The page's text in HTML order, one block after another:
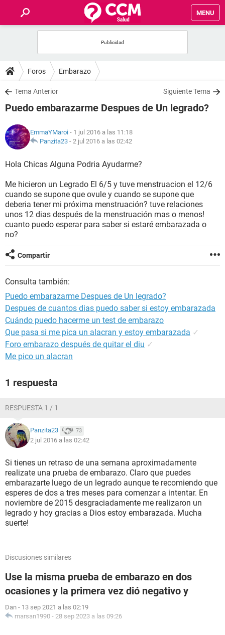
MENU
FOROS
SALUD
NUTRICIÓN
BIENESTAR
SEXUALIDAD
GLOSARIO
Foros Embarazo
Tema Anterior Siguiente Tema
Puedo embarazarme Despues de Un legrado?
EmmaYMaroi - 1 jul 2016 a las 11:18
Panzita23 - 2 jul 2016 a las 02:42
Hola Chicas Alguna Podria Ayudarme?
Me hicieron un Legrado El 6/5 y tuve menstruacion el 12/6
cuando se supone que ovule y cuando se supone que
deberia tener mi próxima menstruación? tuve relaciones
unos 12 dias después de la menstruación mas o menos!
cuanto puedo esperar para saber si estaré embarazada o
no?
Compartir
Consulta también:
Puedo embarazarme Despues de Un legrado?
Despues de cuantos dias puedo saber si estoy embarazada
Cuándo puedo hacerme un test de embarazo
Que pasa si me pica un alacran y estoy embarazada ✓
Foro embarazo después de quitar el diu ✓
Me pico un alacran
1 respuesta
RESPUESTA 1 / 1
Panzita23 73
2 jul 2016 a las 02:42
Si tienes un retraso de una semana aproximadamente
realizate una prueba de embarazo. Claro que puedes
embarazarte luego de un legrado aunque te recomiendo que
esperes de dos a tres meses para comenzar a intentar. En
noviembre de 2015 desgraciadamente me realizaron un
legrado y hoy gracias a Dios estoy embarazada. Mucha
suerte!
Discusiones similares
Use la misma prueba de embarazo en dos
ocasiones y la primera vez dió negativo y
Dan - 13 sep 2021 a las 02:19
marsan1990 - 28 sep 2023 a las 09:26